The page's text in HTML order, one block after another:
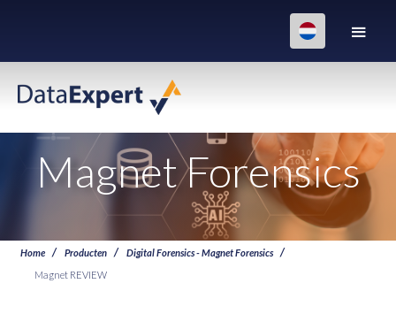
Magnet Forensics
Home Producten
Digital Forensics - Magnet Forensics
Magnet REVIEW